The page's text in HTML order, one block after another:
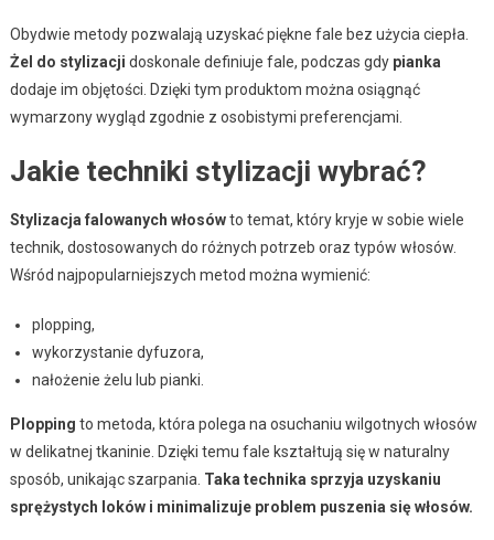
Obydwie metody pozwalają uzyskać piękne fale bez użycia ciepła.
Żel do stylizacji doskonale definiuje fale, podczas gdy pianka
dodaje im objętości. Dzięki tym produktom można osiągnąć
wymarzony wygląd zgodnie z osobistymi preferencjami.
Jakie techniki stylizacji wybrać?
Stylizacja falowanych włosówto temat, który kryje w sobie wiele
technik, dostosowanych do różnych potrzeb oraz typów włosów.
Wśród najpopularniejszych metod można wymienić:
plopping,
wykorzystanie dyfuzora,
nałożenie żelu lub pianki.
Plopping to metoda, która polega na osuchaniu wilgotnych włosów
w delikatnej tkaninie. Dzięki temu fale kształtują się w naturalny
sposób, unikając szarpania. Taka technika sprzyja uzyskaniu
sprężystych loków i minimalizuje problem puszenia się włosów.